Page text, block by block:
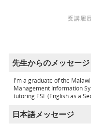
受講履
先生からのメッセージ
I'm a graduate of the
Management Information
tutoring ESL (English as a
日本語メッセージ